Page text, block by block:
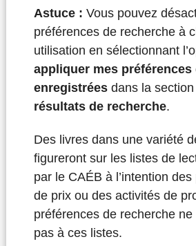
Astuce : Vous pouvez
préférences de recherche à
utilisation en sélectionnant
appliquer mes préférences
enregistrées dans la section
résultats de recherche.
Des livres dans une variété
figureront sur les listes de
par le CAÉB à l’intention
de prix ou des activités de
préférences de recherche ne
pas à ces listes.